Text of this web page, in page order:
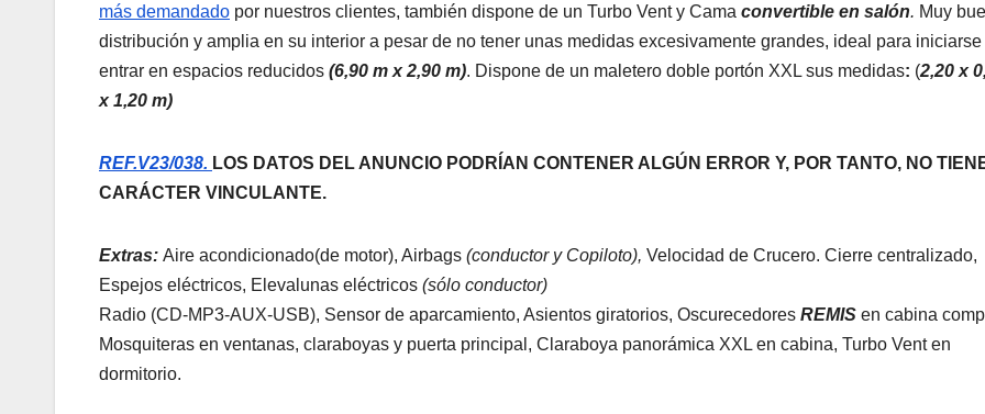
más demandado por nuestros clientes, también dispone de un Turbo Vent y Cama convertible en salón. Muy
distribución y amplia en su interior a pesar de no tener unas medidas excesivamente grandes, ideal para iniciarse
entrar en espacios reducidos (6,90 m x 2,90 m). Dispone de un maletero doble portón XXL sus medidas: (2,20 x
x 1,20 m)
REF.V23/038. LOS DATOS DEL ANUNCIO PODRÍAN CONTENER ALGÚN ERROR Y, POR TANTO, NO
CARÁCTER VINCULANTE.
Extras: Aire acondicionado(de motor), Airbags (conductor y Copiloto), Velocidad de Crucero. Cierre centralizado,
Espejos eléctricos, Elevalunas eléctricos (sólo conductor)
Radio (CD-MP3-AUX-USB), Sensor de aparcamiento, Asientos giratorios, Oscurecedores REMIS en cabina
Mosquiteras en ventanas, claraboyas y puerta principal, Claraboya panorámica XXL en cabina, Turbo Vent en
dormitorio.